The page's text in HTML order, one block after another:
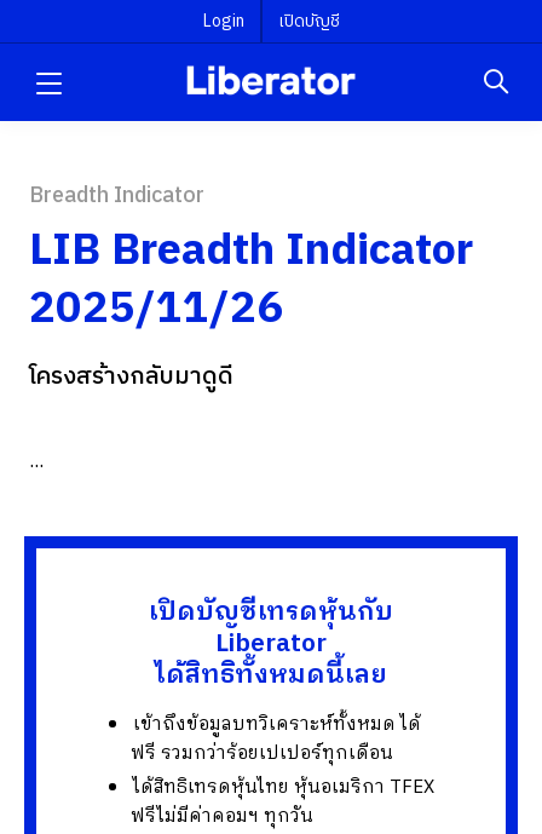
Login เปิดบัญชี
Breadth Indicator
LIB Breadth Indicator
2025/11/26
โครงสร้างกลับมาดูดี
...
เปิดบัญชีเทรดหุ้นกับ
Liberator
ได้สิทธิทั้งหมดนี้เลย
เข้าถึงข้อมูลบทวิเคราะห์ทั้งหมด ได้
ฟรี รวมกว่าร้อยเปเปอร์ทุกเดือน
ได้สิทธิเทรดหุ้นไทย หุ้นอเมริกา TFEX
ฟรีไม่มีค่าคอมฯ ทุกวัน